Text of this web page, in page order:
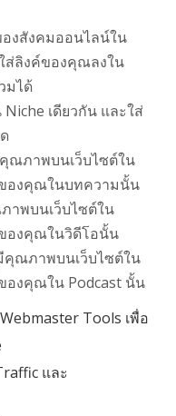
องสังคมออนไลน์ใน
ส่ลิงค์ของคุณลงใน
มได้
เดียวกัน และใส่
ณภาพบนเว็บไซต์ใน
ของคุณในบทความนั้น
าพบนเว็บไซต์ใน
องคุณในวิดีโอนั้น
คุณภาพบนเว็บไซต์ใน
องคุณใน Podcast นั้น
Tools เพื่อ
และ